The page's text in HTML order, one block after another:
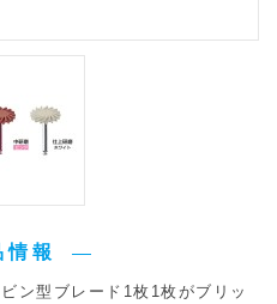
情報
ン型ブレード1枚1枚がブリッ